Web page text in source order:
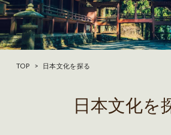
伝教大師最澄1200年魅力交流
いろりとは
伝教大師最澄とは（デジタルパン
TOP > 日本文化を探る
日本文化を